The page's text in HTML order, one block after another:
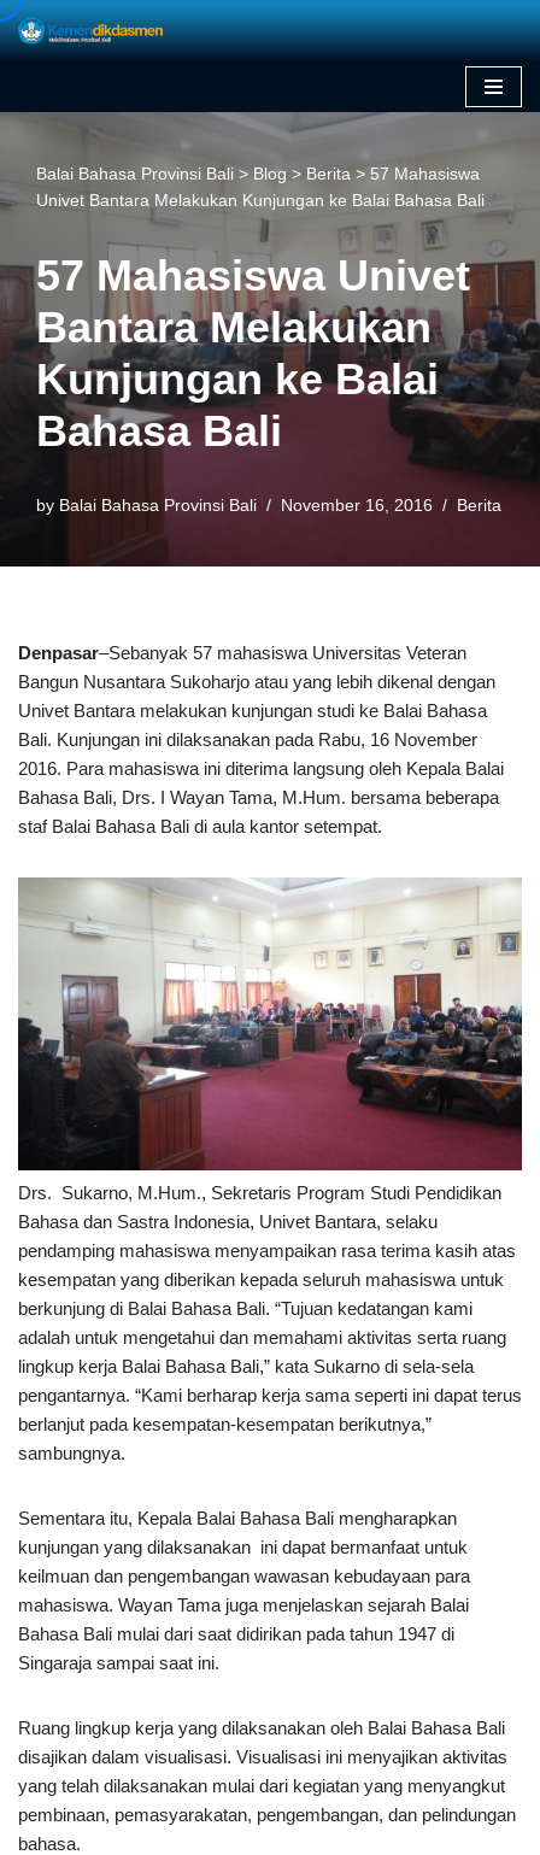
Balai Bahasa Provinsi Bali > Blog > Berita > 57 Mahasiswa
Univet Bantara Melakukan Kunjungan ke Balai Bahasa Bali
57 Mahasiswa Univet
Bantara Melakukan
Kunjungan ke Balai
Bahasa Bali
by Balai Bahasa Provinsi Bali November 16, 2016 Berita
Denpasar–Sebanyak 57 mahasiswa Universitas Veteran
Bangun Nusantara Sukoharjo atau yang lebih dikenal dengan
Univet Bantara melakukan kunjungan studi ke Balai Bahasa
Bali. Kunjungan ini dilaksanakan pada Rabu, 16 November
2016. Para mahasiswa ini diterima langsung oleh Kepala Balai
Bahasa Bali, Drs. I Wayan Tama, M.Hum. bersama beberapa
staf Balai Bahasa Bali di aula kantor setempat.
Drs. Sukarno, M.Hum., Sekretaris Program Studi Pendidikan
Bahasa dan Sastra Indonesia, Univet Bantara, selaku
pendamping mahasiswa menyampaikan rasa terima kasih atas
kesempatan yang diberikan kepada seluruh mahasiswa untuk
berkunjung di Balai Bahasa Bali. “Tujuan kedatangan kami
adalah untuk mengetahui dan memahami aktivitas serta ruang
lingkup kerja Balai Bahasa Bali,” kata Sukarno di sela-sela
pengantarnya. “Kami berharap kerja sama seperti ini dapat terus
berlanjut pada kesempatan-kesempatan berikutnya,”
sambungnya.
Sementara itu, Kepala Balai Bahasa Bali mengharapkan
kunjungan yang dilaksanakan ini dapat bermanfaat untuk
keilmuan dan pengembangan wawasan kebudayaan para
mahasiswa. Wayan Tama juga menjelaskan sejarah Balai
Bahasa Bali mulai dari saat didirikan pada tahun 1947 di
Singaraja sampai saat ini.
Ruang lingkup kerja yang dilaksanakan oleh Balai Bahasa Bali
disajikan dalam visualisasi. Visualisasi ini menyajikan aktivitas
yang telah dilaksanakan mulai dari kegiatan yang menyangkut
pembinaan, pemasyarakatan, pengembangan, dan pelindungan
bahasa.